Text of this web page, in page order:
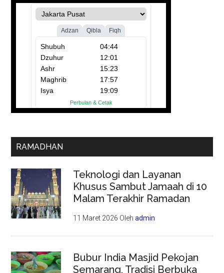
RAMADHAN
Teknologi dan Layanan
Khusus Sambut Jamaah di 10
Malam Terakhir Ramadan
11 Maret 2026 Olehadmin
Bubur India Masjid Pekojan
Semarang, Tradisi Berbuka